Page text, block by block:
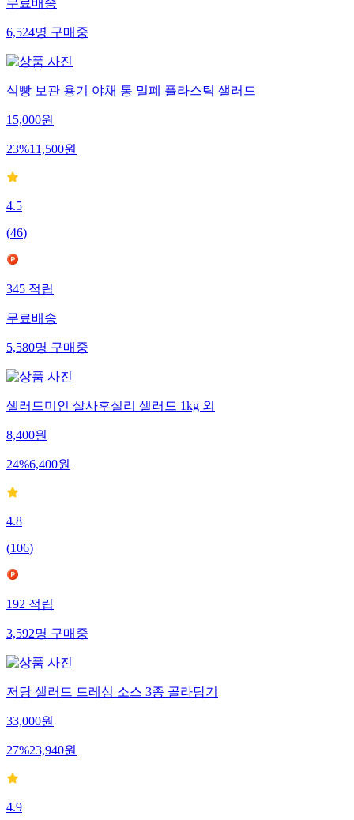
무료배송
6,524명구매중
식빵 보관 용기 야채 통 밀폐 플라스틱 샐러드
15,000원
23%11,500원
4.5
(46)
345적립
무료배송
5,580명구매중
샐러드미인 살사후실리 샐러드 1kg 외
8,400원
24%6,400원
4.8
(106)
192적립
3,592명구매중
저당 샐러드 드레싱 소스 3종 골라담기
33,000원
27%23,940원
4.9